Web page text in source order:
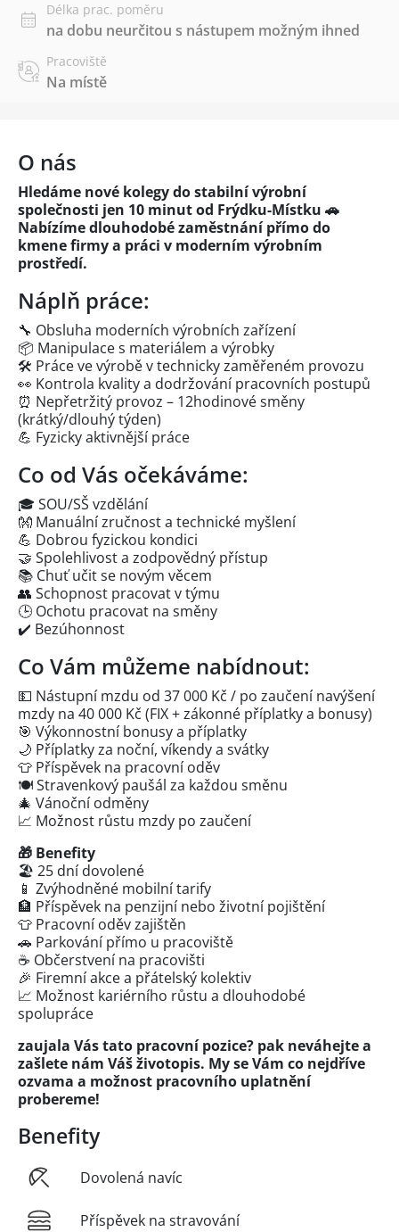
Délka prac. poměru
na dobu neurčitou s nástupem možným ihned
Pracoviště
Na místě
O nás
Hledáme nové kolegy do stabilní výrobní
společnosti jen 10 minut od Frýdku-Místku 🚗
Nabízíme dlouhodobé zaměstnání přímo do
kmene firmy a práci v moderním výrobním
prostředí.
Náplň práce:
🔧 Obsluha moderních výrobních zařízení
📦 Manipulace s materiálem a výrobky
🛠️ Práce ve výrobě v technicky zaměřeném provozu
👀 Kontrola kvality a dodržování pracovních postupů
⏰ Nepřetržitý provoz – 12hodinové směny
(krátký/dlouhý týden)
💪 Fyzicky aktivnější práce
Co od Vás očekáváme:
🎓 SOU/SŠ vzdělání
👐 Manuální zručnost a technické myšlení
💪 Dobrou fyzickou kondici
🤝 Spolehlivost a zodpovědný přístup
📚 Chuť učit se novým věcem
👥 Schopnost pracovat v týmu
🕒 Ochotu pracovat na směny
✔️ Bezúhonnost
Co Vám můžeme nabídnout:
💵 Nástupní mzdu od 37 000 Kč / po zaučení navýšení
mzdy na 40 000 Kč (FIX + zákonné příplatky a bonusy)
🎯 Výkonnostní bonusy a příplatky
🌙 Příplatky za noční, víkendy a svátky
👕 Příspěvek na pracovní oděv
🍽️ Stravenkový paušál za každou směnu
🎄 Vánoční odměny
📈 Možnost růstu mzdy po zaučení
🎁 Benefity
🏖️ 25 dní dovolené
📱 Zvýhodněné mobilní tarify
🏦 Příspěvek na penzijní nebo životní pojištění
👕 Pracovní oděv zajištěn
🚗 Parkování přímo u pracoviště
☕ Občerstvení na pracovišti
🎉 Firemní akce a přátelský kolektiv
📈 Možnost kariérního růstu a dlouhodobé
spolupráce
zaujala Vás tato pracovní pozice? pak neváhejte a
zašlete nám Váš životopis. My se Vám co nejdříve
ozvama a možnost pracovního uplatnění
probereme!
Benefity
Dovolená navíc
Příspěvek na stravování